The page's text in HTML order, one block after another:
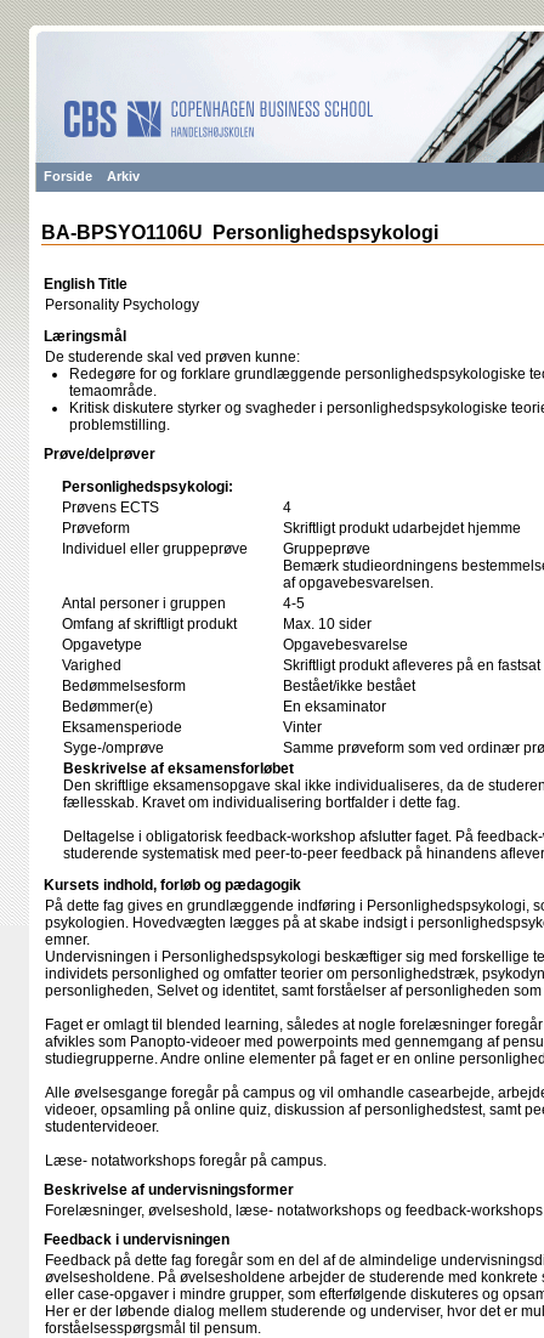
Forside Arkiv
BA-BPSYO1106U Personlighedspsykologi
English Title
Personality Psychology
Læringsmål
De studerende skal ved prøven kunne:
Redegøre for og forklare grundlæggende personlighedspsykologiske
temaområde.
Kritisk diskutere styrker og svagheder i personlighedspsykologiske
problemstilling.
Prøve/delprøver
Personlighedspsykologi:
Prøvens ECTS
4
Prøveform
Skriftligt produkt udarbejdet hjemme
Individuel eller gruppeprøve
Gruppeprøve
Bemærk studieordningens
af opgavebesvarelsen.
Antal personer i gruppen
4-5
Omfang af skriftligt produkt
Max. 10 sider
Opgavetype
Opgavebesvarelse
Varighed
Skriftligt produkt afleveres på en
Bedømmelsesform
Bestået/ikke bestået
Bedømmer(e)
En eksaminator
Eksamensperiode
Vinter
Syge-/omprøve
Samme prøveform som ved ordinær
Beskrivelse af eksamensforløbet
Den skriftlige eksamensopgave skal ikke individualiseres, da de
fællesskab. Kravet om individualisering bortfalder i dette fag.
Deltagelse i obligatorisk feedback-workshop afslutter faget. På
studerende systematisk med peer-to-peer feedback på hinandens
Kursets indhold, forløb og pædagogik
På dette fag gives en grundlæggende indføring i Personlighedspsykologi,
psykologien. Hovedvægten lægges på at skabe indsigt i
emner.
Undervisningen i Personlighedspsykologi beskæftiger sig med forskellige
individets personlighed og omfatter teorier om personlighedstræk,
personligheden, Selvet og identitet, samt forståelser af personligheden
Faget er omlagt til blended learning, således at nogle forelæsninger
afvikles som Panopto-videoer med powerpoints med gennemgang af
studiegrupperne. Andre online elementer på faget er en online
Alle øvelsesgange foregår på campus og vil omhandle casearbejde,
videoer, opsamling på online quiz, diskussion af personlighedstest, samt
studentervideoer.
Læse- notatworkshops foregår på campus.
Beskrivelse af undervisningsformer
Forelæsninger, øvelseshold, læse- notatworkshops og feedback-workshops
Feedback i undervisningen
Feedback på dette fag foregår som en del af de almindelige
øvelsesholdene. På øvelsesholdene arbejder de studerende med konkrete
eller case-opgaver i mindre grupper, som efterfølgende diskuteres og
Her er der løbende dialog mellem studerende og underviser, hvor det er
forståelsesspørgsmål til pensum.